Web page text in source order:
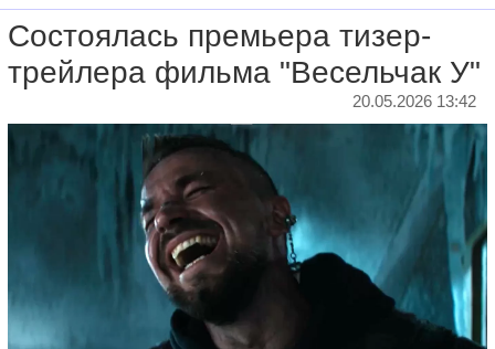
Состоялась премьера тизер-
трейлера фильма "Весельчак У"
20.05.2026 13:42